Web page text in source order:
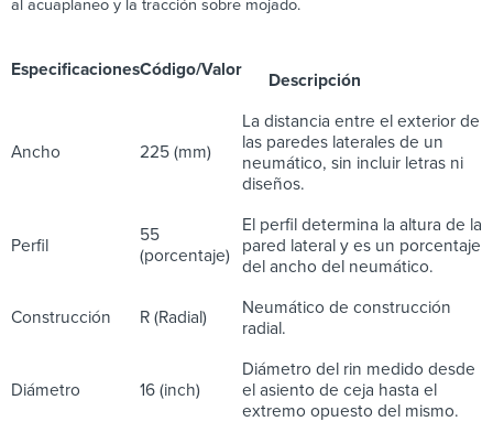
al acuaplaneo y la tracción sobre mojado.
EspecificacionesCódigo/Valor
Descripción
Ancho 225 (mm)
La distancia entre el exterior de
las paredes laterales de un
neumático, sin incluir letras ni
diseños.
Perfil
55
(porcentaje)
El perfil determina la altura de la
pared lateral y es un porcentaje
del ancho del neumático.
Construcción R (Radial)
Neumático de construcción
radial.
Diámetro 16 (inch)
Diámetro del rin medido desde
el asiento de ceja hasta el
extremo opuesto del mismo.